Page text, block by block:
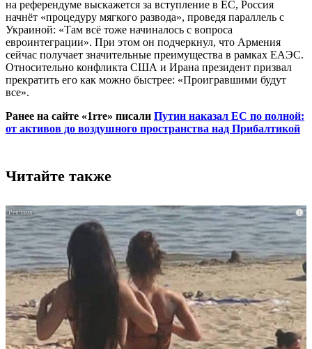
на референдуме выскажется за вступление в ЕС, Россия
начнёт «процедуру мягкого развода», проведя параллель с
Украиной: «Там всё тоже начиналось с вопроса
евроинтеграции». При этом он подчеркнул, что Армения
сейчас получает значительные преимущества в рамках ЕАЭС.
Относительно конфликта США и Ирана президент призвал
прекратить его как можно быстрее: «Проигравшими будут
все».
Ранее на сайте «1rre» писали Путин наказал ЕС по полной:
от активов до воздушного пространства над Прибалтикой
Читайте также
i